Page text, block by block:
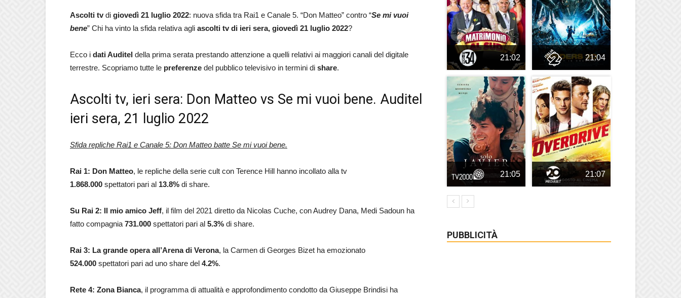
Ascolti tvdi giovedì 21 luglio 2022: nuova sfida tra Rai1 e Canale 5. “Don Matteo” contro “Se mi vuoi
bene” Chi ha vinto la sfida relativa agli ascolti tv di ieri sera, giovedì 21 luglio 2022?
Ecco i dati Auditel della prima serata prestando attenzione a quelli relativi ai maggiori canali del digitale
terrestre. Scopriamo tutte le preferenze del pubblico televisivo in termini di share.
Ascolti tv, ieri sera: Don Matteo vs Se mi vuoi bene. Auditel
ieri sera, 21 luglio 2022
Sfida repliche Rai1 e Canale 5: Don Matteo batte Se mi vuoi bene.
Rai 1: Don Matteo, le repliche della serie cult con Terence Hill hanno incollato alla tv
1.868.000 spettatori pari al 13.8% di share.
Su Rai 2: Il mio amico Jeff, il film del 2021 diretto da Nicolas Cuche, con Audrey Dana, Medi Sadoun ha
fatto compagnia 731.000 spettatori pari al 5.3% di share.
Rai 3: La grande opera all’Arena di Verona, la Carmen di Georges Bizet ha emozionato
524.000 spettatori pari ad uno share del 4.2%.
Rete 4: Zona Bianca, il programma di attualità e approfondimento condotto da Giuseppe Brindisi ha
21:02 21:04
21:05 21:07
PUBBLICITÀ